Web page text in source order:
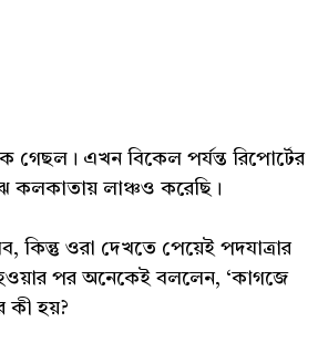
এখন বিকেল পর্যন্ত রিপোর্টের
কলকাতায় লাঞ্চও করেছি।
কিন্তু ওরা দেখতে পেয়েই পদযাত্রার
পর অনেকেই বললেন, ‘কাগজে
কী হয়?